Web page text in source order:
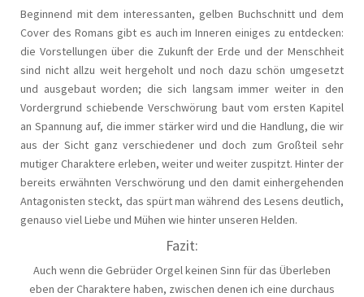
Beginnend mit dem interessanten, gelben Buchschnitt und dem
Cover des Romans gibt es auch im Inneren einiges zu entdecken:
die Vorstellungen über die Zukunft der Erde und der Menschheit
sind nicht allzu weit hergeholt und noch dazu schön umgesetzt
und ausgebaut worden; die sich langsam immer weiter in den
Vordergrund schiebende Verschwörung baut vom ersten Kapitel
an Spannung auf, die immer stärker wird und die Handlung, die wir
aus der Sicht ganz verschiedener und doch zum Großteil sehr
mutiger Charaktere erleben, weiter und weiter zuspitzt. Hinter der
bereits erwähnten Verschwörung und den damit einhergehenden
Antagonisten steckt, das spürt man während des Lesens deutlich,
genauso viel Liebe und Mühen wie hinter unseren Helden.
Fazit:
Auch wenn die Gebrüder Orgel keinen Sinn für das Überleben
eben der Charaktere haben, zwischen denen ich eine durchaus